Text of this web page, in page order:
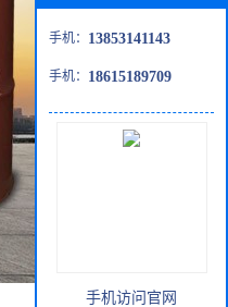
手机： 13853141143
手机： 18615189709
手机访问官网